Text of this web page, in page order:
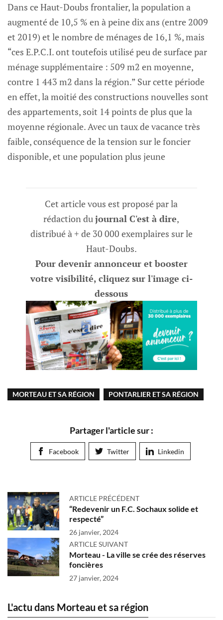
Dans ce Haut-Doubs frontalier, la population a
augmenté de 10,5 % en à peine dix ans (entre 2009
et 2019) et le nombre de ménages de 16,1 %, mais
“ces E.P.C.I. ont toutefois utilisé peu de surface par
ménage supplémentaire : 509 m2 en moyenne,
contre 1 443 m2 dans la région.” Sur cette période
en effet, la moitié des constructions nouvelles sont
des appartements, soit 14 points de plus que la
moyenne régionale. Avec un taux de vacance très
faible, conséquence de la tension sur le foncier
disponible, et une population plus jeune
Cet article vous est proposé par la
rédaction dujournal C'est à dire,
distribué à + de 30 000 exemplaires sur le
Haut-Doubs.
Pour devenir annonceur et booster
votre visibilité, cliquez sur l'image ci-
dessous
MORTEAU ET SA RÉGION PONTARLIER ET SA RÉGION
Partager l'article sur :
Facebook Twitter Linkedin
ARTICLE PRÉCÉDENT
“Redevenir un F.C. Sochaux solide et
respecté”
26 janvier, 2024
ARTICLE SUIVANT
Morteau - La ville se crée des réserves
foncières
27 janvier, 2024
L'actu dans Morteau et sa région